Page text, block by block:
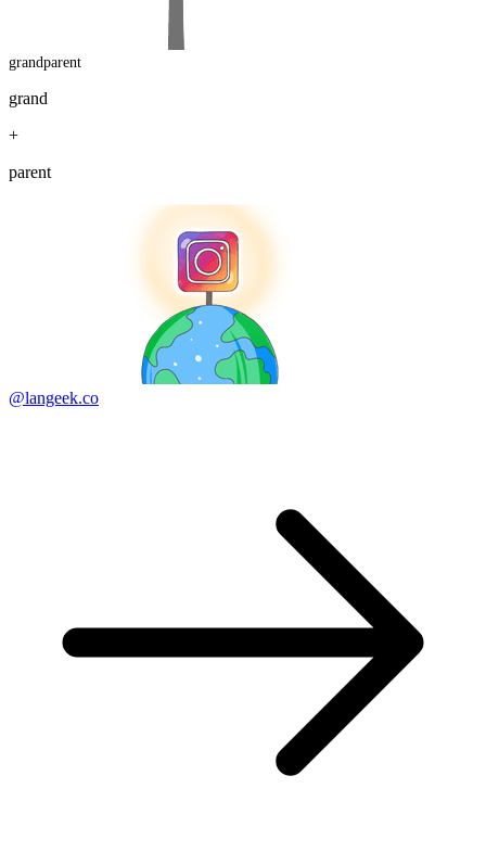
grandparent
grand
+
parent
@langeek.co